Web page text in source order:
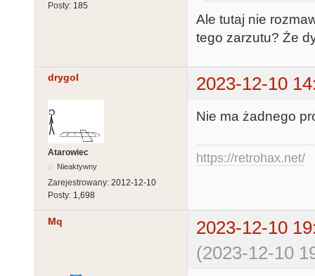
Posty: 185
Ale tutaj nie
tego zarzutu? Że
drygol 2023-12-10
Atarowiec
Nieaktywny
Zarejestrowany: 2012-12-10
Posty: 1,698
Nie ma żadnego
https://retrohax.net/
Mq
2023-12-10
(2023-12-10